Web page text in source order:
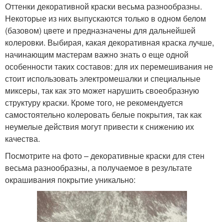
Оттенки декоративной краски весьма разнообразны.
Некоторые из них выпускаются только в одном белом
(базовом) цвете и предназначены для дальнейшей
колеровки. Выбирая, какая декоративная краска лучше,
начинающим мастерам важно знать о еще одной
особенности таких составов: для их перемешивания не
стоит использовать электромешалки и специальные
миксеры, так как это может нарушить своеобразную
структуру краски. Кроме того, не рекомендуется
самостоятельно колеровать белые покрытия, так как
неумелые действия могут привести к снижению их
качества.
Посмотрите на фото – декоративные краски для стен
весьма разнообразны, а получаемое в результате
окрашивания покрытие уникально: